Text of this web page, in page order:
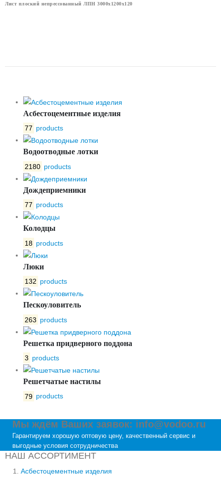
Лист плоский непрессованный ЛПН 3000x1200x120
Асбестоцементные изделия
77 products
Водоотводные лотки
2180 products
Дождеприемники
77 products
Колодцы
18 products
Люки
132 products
Пескоуловитель
263 products
Решетка придверного поддона
3 products
Решетчатые настилы
79 products
Мы ждём Ваших заявок: info@vodoo.ru
Гарантируем хорошую оптовую цену, качественный сервис и
выгодные условия сотрудничества
НАШ АССОРТИМЕНТ
Асбестоцементные изделия